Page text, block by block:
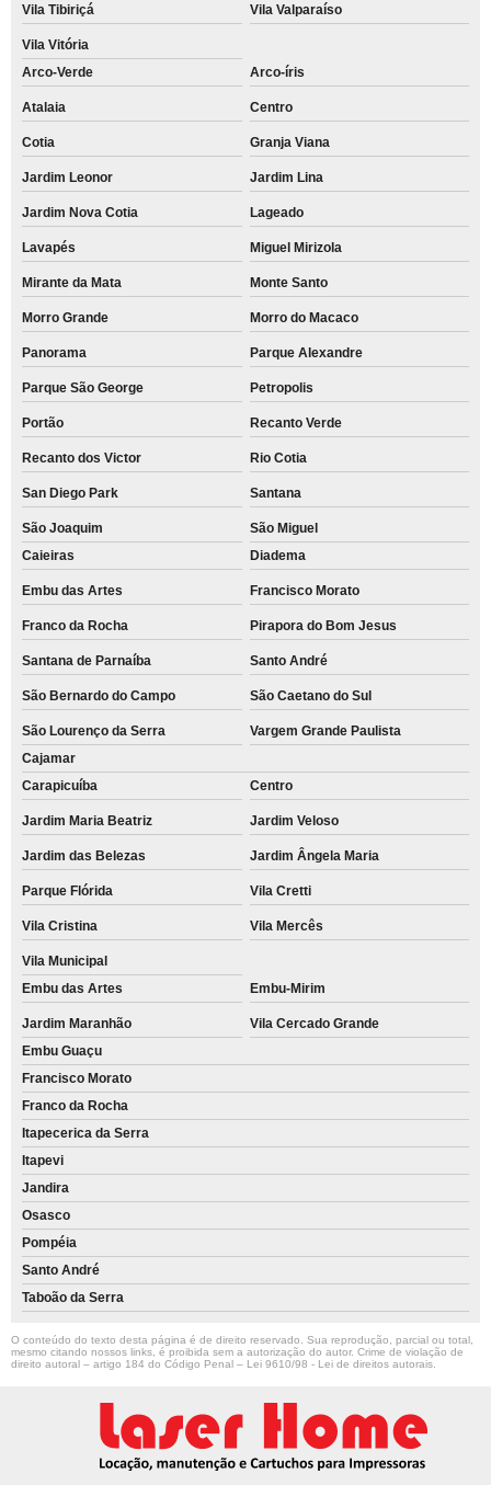
Vila Tibiriçá Vila Valparaíso
Vila Vitória
Arco-Verde
Arco-íris
Atalaia Centro
Cotia Granja Viana
Jardim Leonor Jardim Lina
Jardim Nova Cotia Lageado
Lavapés Miguel Mirizola
Mirante da Mata Monte Santo
Morro Grande Morro do Macaco
Panorama Parque Alexandre
Parque São George Petropolis
Portão Recanto Verde
Recanto dos Victor Rio Cotia
San Diego Park Santana
São Joaquim
São Miguel
Caieiras
Diadema
Embu das Artes Francisco Morato
Franco da Rocha Pirapora do Bom Jesus
Santana de Parnaíba Santo André
São Bernardo do Campo São Caetano do Sul
São Lourenço da Serra
Vargem Grande Paulista
Cajamar
Carapicuíba
Centro
Jardim Maria Beatriz Jardim Veloso
Jardim das Belezas Jardim Ângela Maria
Parque Flórida Vila Cretti
Vila Cristina Vila Mercês
Vila Municipal
Embu das Artes
Embu-Mirim
Jardim Maranhão
Vila Cercado Grande
Embu Guaçu
Francisco Morato
Franco da Rocha
Itapecerica da Serra
Itapevi
Jandira
Osasco
Pompéia
Santo André
Taboão da Serra
O conteúdo do texto desta página é de direito reservado. Sua reprodução, parcial ou total,
mesmo citando nossos links, é proibida sem a autorização do autor. Crime de violação de
direito autoral – artigo 184 do Código Penal – Lei 9610/98 - Lei de direitos autorais